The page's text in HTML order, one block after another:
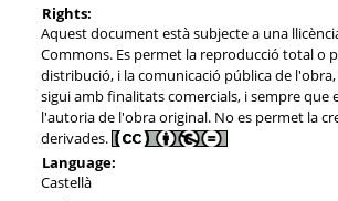
Rights:
Aquest document està subjecte a una
Commons. Es permet la reproducció total o
distribució, i la comunicació pública de
sigui amb finalitats comercials, i sempre que
l'autoria de l'obra original. No es permet la
derivades.
Language:
Castellà